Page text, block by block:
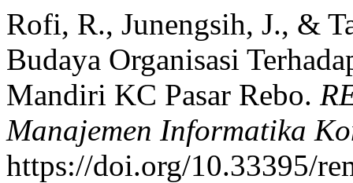
Rofi, R., Junengsih, J., &
Budaya Organisasi
Mandiri KC Pasar Rebo.
Manajemen Informatika
https://doi.org/10.33395/